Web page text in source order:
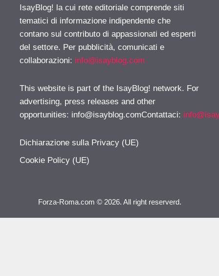
IsayBlog! la cui rete editoriale comprende siti
tematici di informazione indipendente che
contano sul contributo di appassionati ed esperti
del settore. Per pubblicità, comunicati e
collaborazioni: info@isayblog.com
This website is part of the IsayBlog! network. For
advertising, press releases and other
opportunities: info@isayblog.comContattaci:
Dichiarazione sulla Privacy (UE)
Cookie Policy (UE)
Forza-Roma.com © 2026. All right reserverd.